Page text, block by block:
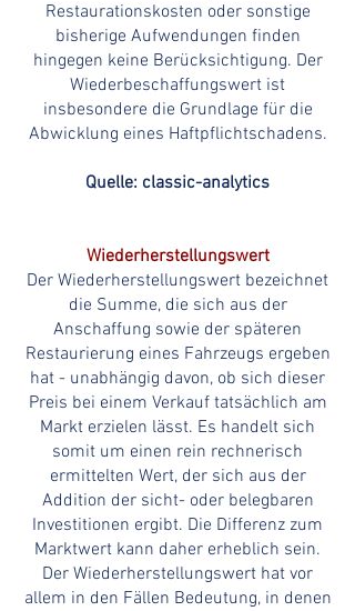
Restaurationskosten oder sonstige
bisherige Aufwendungen finden
hingegen keine Berücksichtigung. Der
Wiederbeschaffungswert ist
insbesondere die Grundlage für die
Abwicklung eines Haftpflichtschadens.
Quelle: classic-analytics
Wiederherstellungswert
Der Wiederherstellungswert bezeichnet
die Summe, die sich aus der
Anschaffung sowie der späteren
Restaurierung eines Fahrzeugs ergeben
hat - unabhängig davon, ob sich dieser
Preis bei einem Verkauf tatsächlich am
Markt erzielen lässt. Es handelt sich
somit um einen rein rechnerisch
ermittelten Wert, der sich aus der
Addition der sicht- oder belegbaren
Investitionen ergibt. Die Differenz zum
Marktwert kann daher erheblich sein.
Der Wiederherstellungswert hat vor
allem in den Fällen Bedeutung, in denen